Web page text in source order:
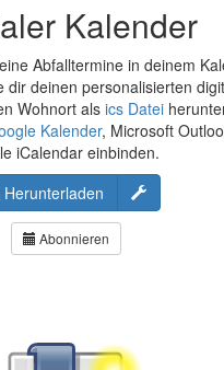
Kalender
Abfalltermine in deinem
dir deinen personalisierten
Wohnort als ics Datei
Kalender, Microsoft
iCalendar einbinden.
Herunterladen
Abonnieren